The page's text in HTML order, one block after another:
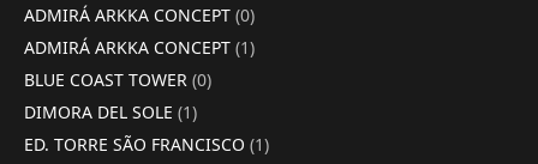
ADMIRÁ ARKKA CONCEPT (0)
ADMIRÁ ARKKA CONCEPT (1)
BLUE COAST TOWER (0)
DIMORA DEL SOLE (1)
ED. TORRE SÃO FRANCISCO (1)